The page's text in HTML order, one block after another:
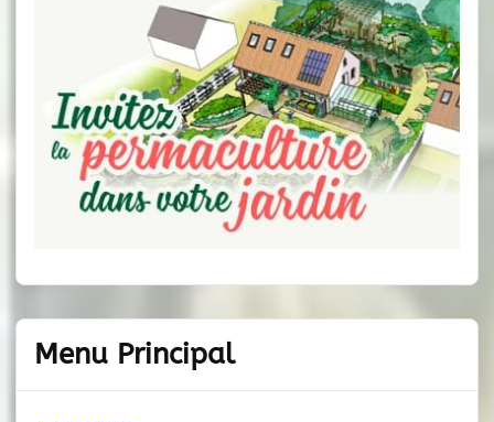
Menu Principal